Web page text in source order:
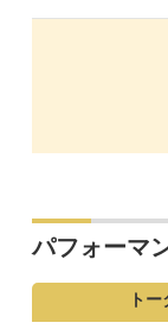
パフォーマ
ト